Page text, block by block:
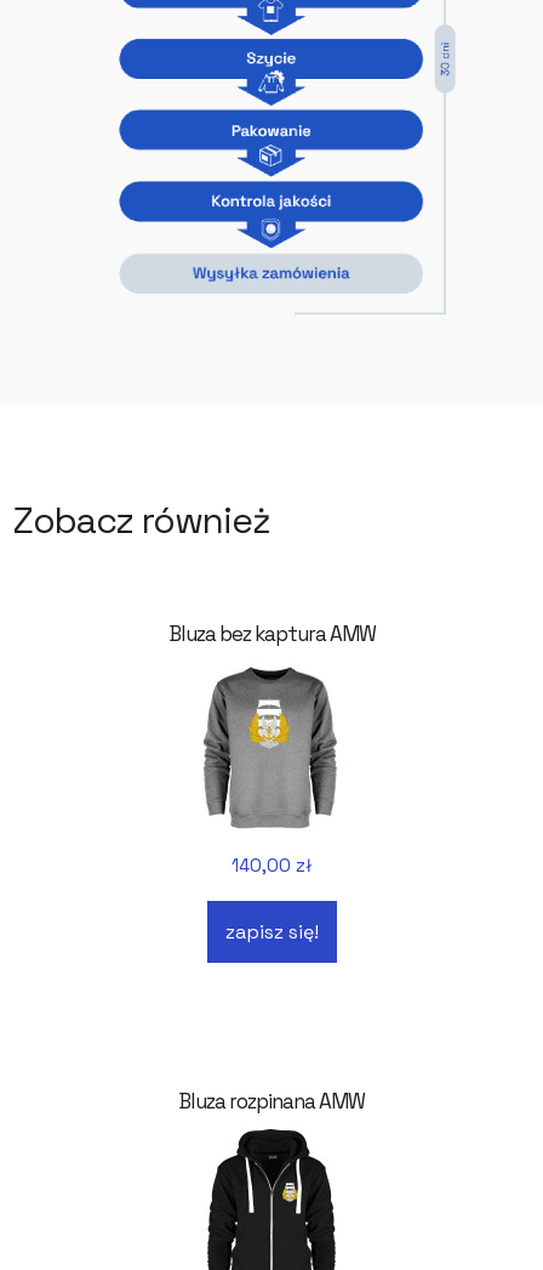
Zobacz również
Bluza bez kaptura AMW
140,00 zł
zapisz się!
Bluza rozpinana AMW